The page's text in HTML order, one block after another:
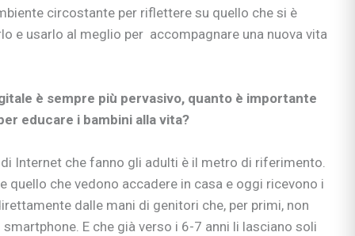
circostante per riflettere su quello che si è
e usarlo al meglio per accompagnare una nuova vita
è sempre più pervasivo, quanto è importante
educare i bambini alla vita?
Internet che fanno gli adulti è il metro di riferimento.
quello che vedono accadere in casa e oggi ricevono i
dalle mani di genitori che, per primi, non
E che già verso i 6-7 anni li lasciano soli